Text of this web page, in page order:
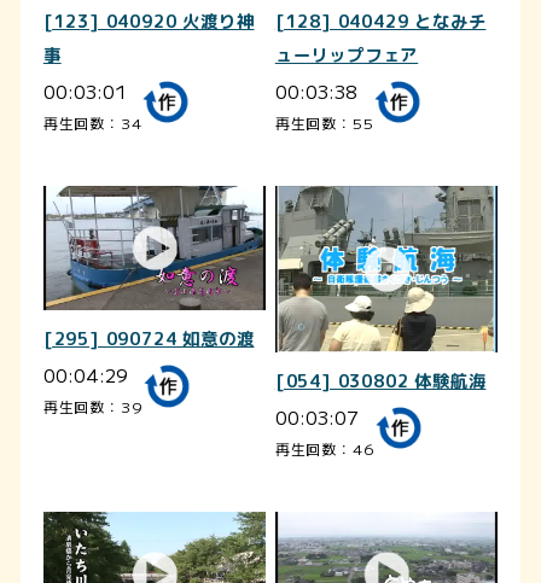
[123] 040920 火渡り神
事
00:03:01
再生回数：34
[128] 040429 となみチ
ューリップフェア
00:03:38
再生回数：55
[295] 090724 如意の渡
00:04:29
再生回数：39
[054] 030802 体験航海
00:03:07
再生回数：46